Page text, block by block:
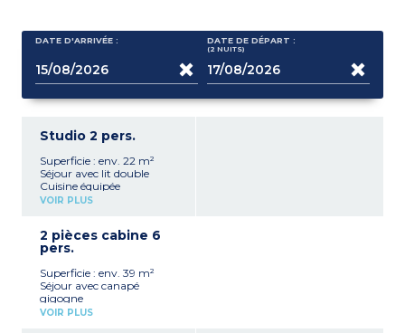
DATE D'ARRIVÉE : DATE DE DÉPART :
(2 NUITS)
Studio 2 pers.
Superficie : env. 22 m²
Séjour avec lit double
Cuisine équipée
Salle de bains (baignoire)
3 appartements sont
VOIR PLUS
2 pièces cabine 6
pers.
Superficie : env. 39 m²
Séjour avec canapé
gigogne
Cuisine équipée
VOIR PLUS